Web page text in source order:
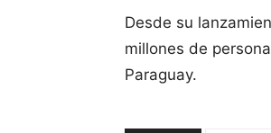
Desde su
millones de
Paraguay.